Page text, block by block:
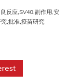
反应,SV40,副作用,安
,批准,疫苗研究